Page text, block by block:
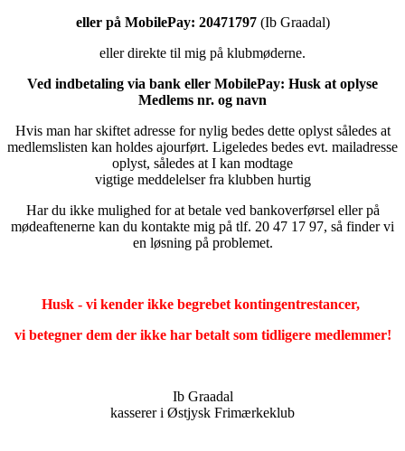
eller på MobilePay: 20471797 (Ib Graadal)
eller direkte til mig på klubmøderne.
Ved indbetaling via bank eller MobilePay: Husk at oplyse
Medlems nr. og navn
Hvis man har skiftet adresse for nylig bedes dette oplyst således at
medlemslisten kan holdes ajourført. Ligeledes bedes evt. mailadresse
oplyst, således at I kan modtage
vigtige meddelelser fra klubben hurtig
Har du ikke mulighed for at betale ved bankoverførsel eller på
mødeaftenerne kan du kontakte mig på tlf. 20 47 17 97, så finder vi
en løsning på problemet.
Husk - vi kender ikke begrebet kontingentrestancer,
vi betegner dem der ikke har betalt som tidligere medlemmer!
Ib Graadal
kasserer i Østjysk Frimærkeklub